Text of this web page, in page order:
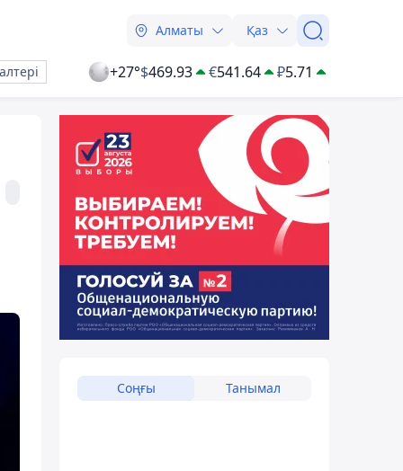
Алматы Қаз
+27°$469.93 €541.64 ₽5.71
Соңғы Танымал